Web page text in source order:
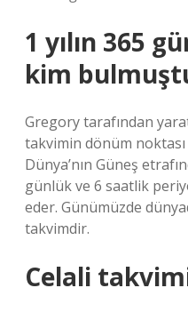
1 yılın 365
kim
Gregory tarafından
takvimin dönüm noktası
Dünya’nın Güneş
günlük ve 6 saatlik
eder. Günümüzde
takvimdir.
Celali